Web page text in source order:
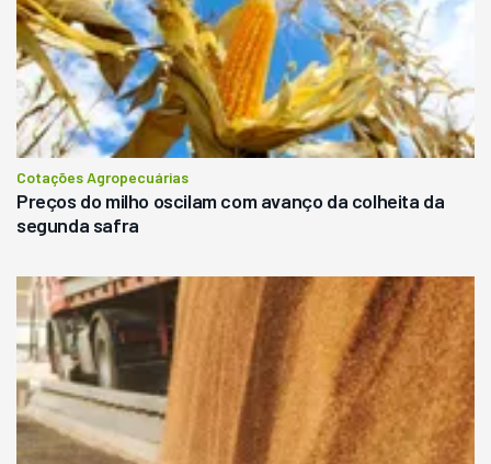
Cotações Agropecuárias
Preços do milho oscilam com avanço da colheita da
segunda safra